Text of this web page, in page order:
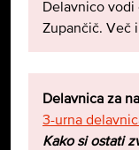
Delavnico vodi
Zupančič. Več
Delavnica za
3-urna
Kako si ostati